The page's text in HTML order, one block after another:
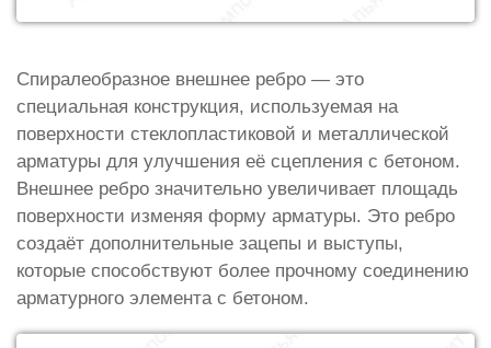
Спиралеобразное внешнее ребро — это
специальная конструкция, используемая на
поверхности стеклопластиковой и металлической
арматуры для улучшения её сцепления с бетоном.
Внешнее ребро значительно увеличивает площадь
поверхности изменяя форму арматуры. Это ребро
создаёт дополнительные зацепы и выступы,
которые способствуют более прочному соединению
арматурного элемента с бетоном.